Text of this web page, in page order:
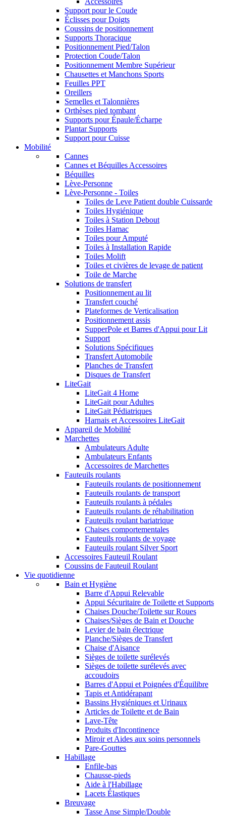
Support pour le Coude
Éclisses pour Doigts
Coussins de positionnement
Supports Thoracique
Positionnement Pied/Talon
Protection Coude/Talon
Positionnement Membre Supérieur
Chausettes et Manchons Sports
Feuilles PPT
Oreillers
Semelles et Talonnières
Orthèses pied tombant
Supports pour Épaule/Écharpe
Plantar Supports
Support pour Cuisse
Mobilité
Cannes
Cannes et Béquilles Accessoires
Béquilles
Lève-Personne
Lève-Personne - Toiles
Toiles de Leve Patient double Cuissarde
Toiles Hygiénique
Toiles à Station Debout
Toiles Hamac
Toiles pour Amputé
Toiles à Installation Rapide
Toiles Molift
Toiles et civières de levage de patient
Toile de Marche
Solutions de transfert
Positionnement au lit
Transfert couché
Plateformes de Verticalisation
Positionnement assis
SupperPole et Barres d'Appui pour Lit
Support
Solutions Spécifiques
Transfert Automobile
Planches de Transfert
Disques de Transfert
LiteGait
LiteGait 4 Home
LiteGait pour Adultes
LiteGait Pédiatriques
Harnais et Accessoires LiteGait
Appareil de Mobilité
Marchettes
Ambulateurs Adulte
Ambulateurs Enfants
Accessoires de Marchettes
Fauteuils roulants
Fauteuils roulants de positionnement
Fauteuils roulants de transport
Fauteuils roulants à pédales
Fauteuils roulants de réhabilitation
Fauteuils roulant bariatrique
Chaises comportementales
Fauteuils roulants de voyage
Fauteuils roulant Silver Sport
Accessoires Fauteuil Roulant
Coussins de Fauteuil Roulant
Vie quotidienne
Bain et Hygiène
Barre d'Appui Relevable
Appui Sécuritaire de Toilette et Supports
Chaises Douche/Toilette sur Roues
Chaises/Sièges de Bain et Douche
Levier de bain électrique
Planche/Sièges de Transfert
Chaise d'Aisance
Sièges de toilette surélevés
Sièges de toilette surélevés avec
accoudoirs
Barres d'Appui et Poignées d'Équilibre
Tapis et Antidérapant
Bassins Hygiéniques et Urinaux
Articles de Toilette et de Bain
Lave-Tête
Produits d'Incontinence
Miroir et Aides aux soins personnels
Pare-Gouttes
Habillage
Enfile-bas
Chausse-pieds
Aide à l'Habillage
Lacets Élastiques
Breuvage
Tasse Anse Simple/Double